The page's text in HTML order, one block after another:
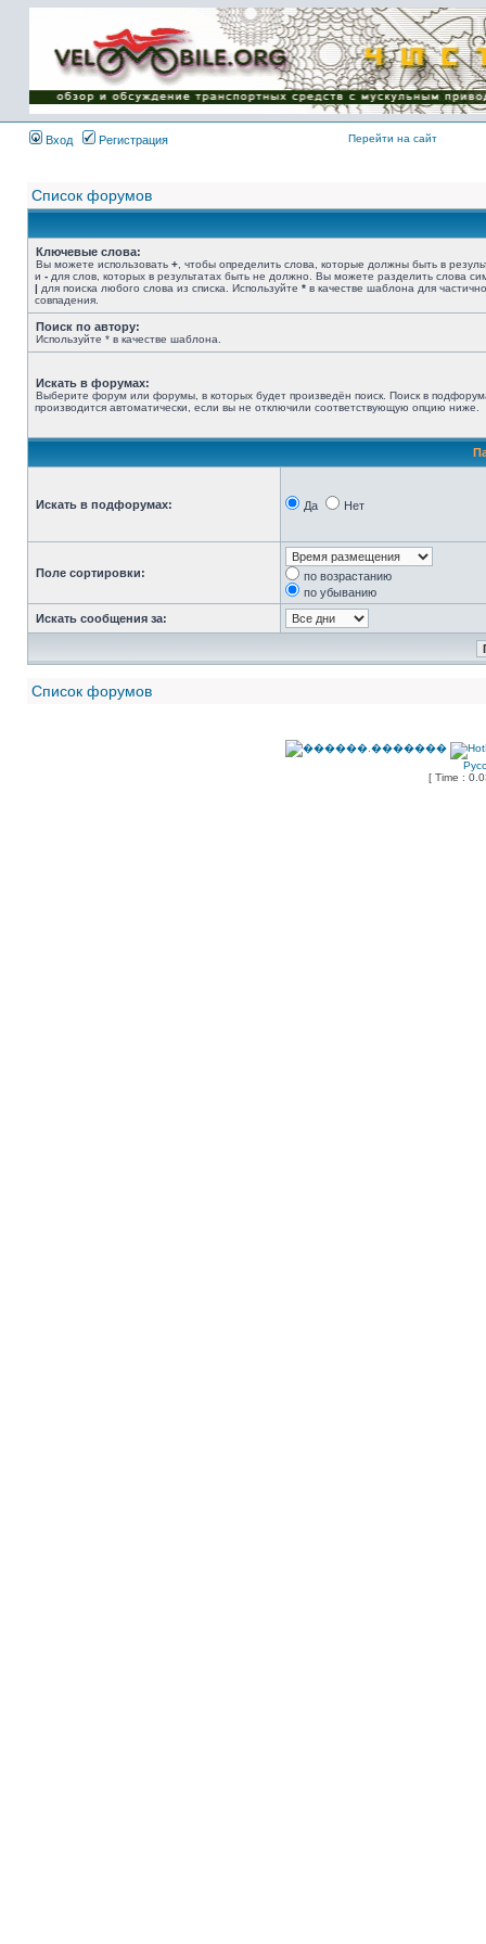
Имя пользователя:
Пароль:
{ LOG_ME_IN_SHORT
}
Вход
Регистрация Перейти на сайт
Список форумов
Ключевые слова:
Вы можете использовать + , чтобы определить слова, которые должны быть в
и - для слов, которых в результатах быть не должно. Вы можете разделить слова
| для поиска любого слова из списка. Используйте * в качестве шаблона для
совпадения.
Поиск по автору:
Используйте * в качестве шаблона.
Искать в форумах:
Выберите форум или форумы, в которых будет произведён поиск. Поиск в
производится автоматически, если вы не отключили соответствующую опцию ниже.
Искать в подфорумах: Да Нет
Поле сортировки:
по возрастанию
по убыванию
Искать сообщения за:
Список форумов
[ Time :